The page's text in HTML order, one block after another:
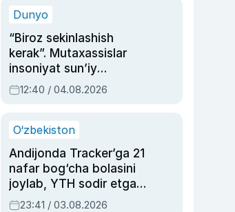
Dunyo
“Biroz sekinlashish
kerak”. Mutaxassislar
insoniyat sun’iy
intellektni boshqara
olmay qolishidan xavotir
12:40 / 04.08.2026
O‘zbekiston
Andijonda Tracker’ga 21
nafar bog‘cha bolasini
joylab, YTH sodir etgan
ayolga sud hukmi o‘qildi
23:41 / 03.08.2026